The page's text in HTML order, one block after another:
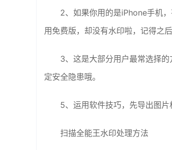
2、如果你用的是iPhone手机
用免费版，却没有水印啦，记得之
3、这是大部分用户最常选择
定安全隐患哦。
5、运用软件技巧，先导出图
扫描全能王水印处理方法